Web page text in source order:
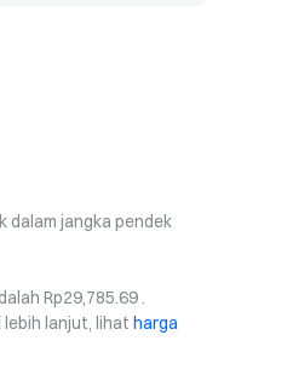
dalam jangka pendek
Rp29,785.69 .
lebih lanjut, lihat harga